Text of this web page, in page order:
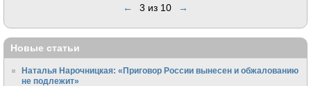
← 3 из 10 →
Новые статьи
Наталья Нарочницкая: «Приговор России вынесен и обжалованию
не подлежит»